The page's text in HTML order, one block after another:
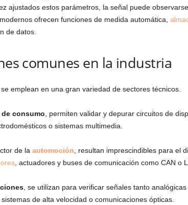
ajustados estos parámetros, la señal puede
ofrecen funciones de medida automática,
de datos.
comunes en la industria
emplean en una gran variedad de sectores técnicos.
consumo , permiten validar y depurar circuitos de
o sistemas multimedia.
de la automoción , resultan imprescindibles para el
, actuadores y buses de comunicación como CAN o
, se utilizan para verificar señales tanto analógicas
de alta velocidad o comunicaciones ópticas.